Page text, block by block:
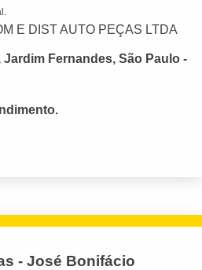
E DIST AUTO PEÇAS LTDA
Jardim Fernandes, São Paulo -
- José Bonifácio